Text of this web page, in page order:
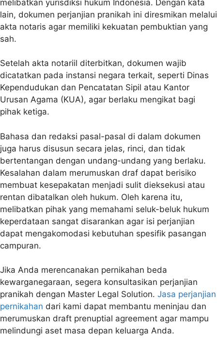
melibatkan yurisdiksi hukum Indonesia. Dengan kata
lain, dokumen perjanjian pranikah ini diresmikan melalui
akta notaris agar memiliki kekuatan pembuktian yang
sah.
Setelah akta notariil diterbitkan, dokumen wajib
dicatatkan pada instansi negara terkait, seperti Dinas
Kependudukan dan Pencatatan Sipil atau Kantor
Urusan Agama (KUA), agar berlaku mengikat bagi
pihak ketiga.
Bahasa dan redaksi pasal-pasal di dalam dokumen
juga harus disusun secara jelas, rinci, dan tidak
bertentangan dengan undang-undang yang berlaku.
Kesalahan dalam merumuskan draf dapat berisiko
membuat kesepakatan menjadi sulit dieksekusi atau
rentan dibatalkan oleh hukum. Oleh karena itu,
melibatkan pihak yang memahami seluk-beluk hukum
keperdataan sangat disarankan agar isi perjanjian
dapat mengakomodasi kebutuhan spesifik pasangan
campuran.
Jika Anda merencanakan pernikahan beda
kewarganegaraan, segera konsultasikan perjanjian
pranikah dengan Master Legal Solution. Jasa perjanjian
pernikahan dari kami dapat membantu meninjau dan
merumuskan draft prenuptial agreement agar mampu
melindungi aset masa depan keluarga Anda.